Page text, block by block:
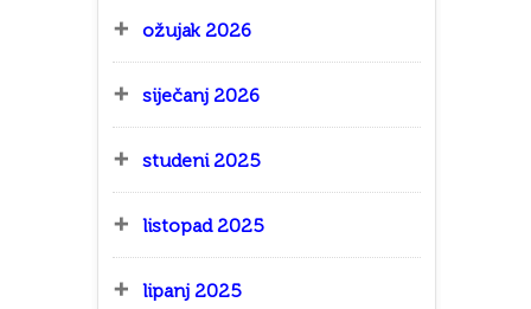
ožujak 2026
siječanj 2026
studeni 2025
listopad 2025
lipanj 2025